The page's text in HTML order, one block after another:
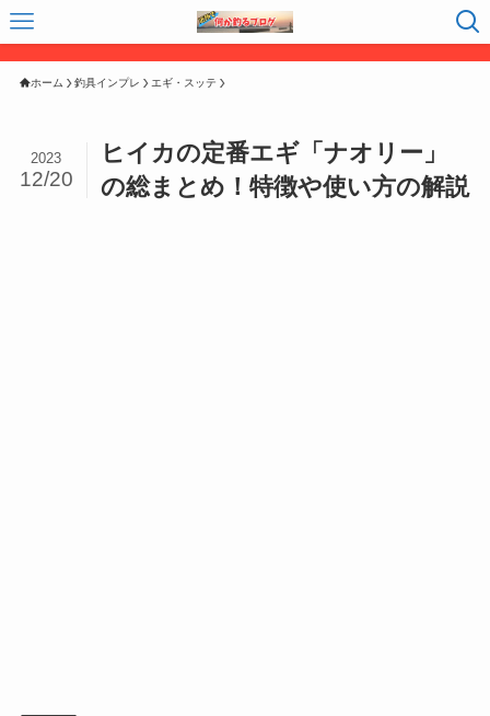
ホーム 釣具インプレ エギ・スッテ
ヒイカの定番エギ「ナオリー」
の総まとめ！特徴や使い方の解説
2023
12/20